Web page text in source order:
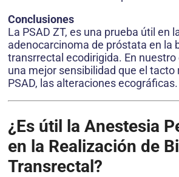
Conclusiones
La PSAD ZT, es una prueba útil en
adenocarcinoma de próstata en la
transrrectal ecodirigida. En
una mejor sensibilidad que el tacto
PSAD, las alteraciones ecográficas.
¿Es útil la Anestesia
en la Realización de
Transrectal?